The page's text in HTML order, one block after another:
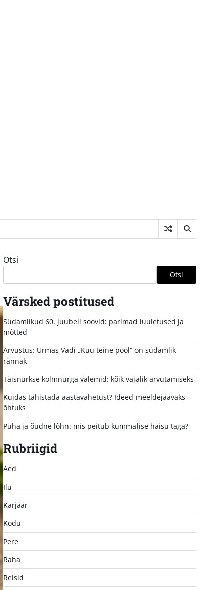
Otsi
Otsi
Värsked postitused
Südamlikud 60. juubeli soovid: parimad luuletused ja
mõtted
Arvustus: Urmas Vadi „Kuu teine pool“ on südamlik
rännak
Täisnurkse kolmnurga valemid: kõik vajalik arvutamiseks
Kuidas tähistada aastavahetust? Ideed meeldejäävaks
õhtuks
Püha ja õudne lõhn: mis peitub kummalise haisu taga?
Rubriigid
Aed
Ilu
Karjäär
Kodu
Pere
Raha
Reisid